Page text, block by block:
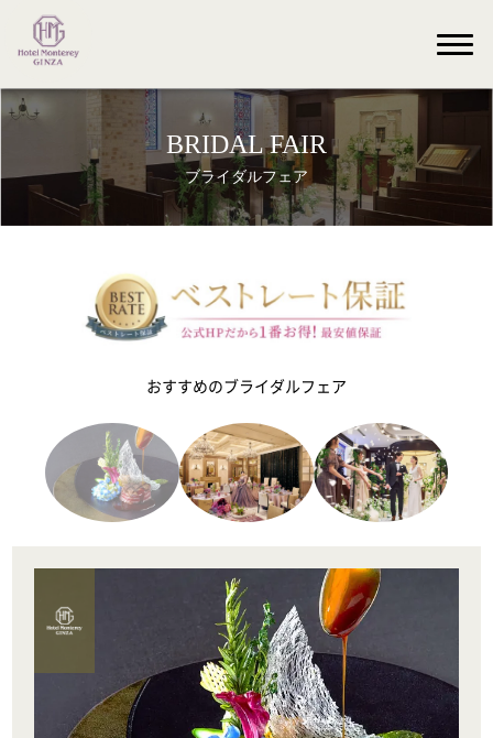
BRIDAL FAIR
ブライダルフェア
おすすめのブライダルフェア